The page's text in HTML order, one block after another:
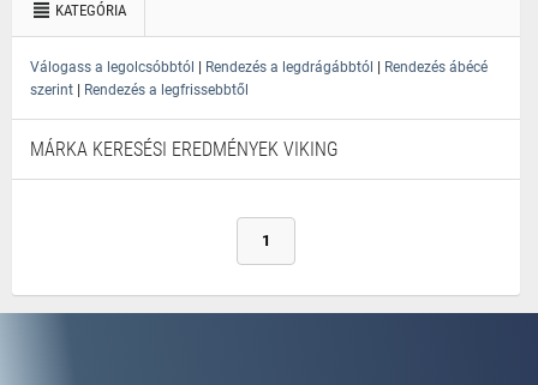
KATEGÓRIA
Válogass a legolcsóbbtól | Rendezés a legdrágábbtól | Rendezés ábécé
szerint | Rendezés a legfrissebbtől
MÁRKA KERESÉSI EREDMÉNYEK VIKING
1